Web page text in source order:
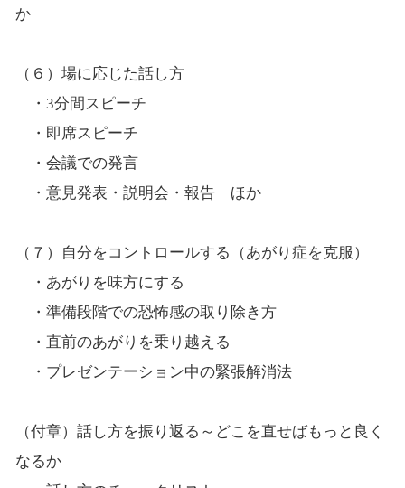
か
（６）場に応じた話し方
・3分間スピーチ
・即席スピーチ
・会議での発言
・意見発表・説明会・報告 ほか
（７）自分をコントロールする（あがり症を克服）
・あがりを味方にする
・準備段階での恐怖感の取り除き方
・直前のあがりを乗り越える
・プレゼンテーション中の緊張解消法
（付章）話し方を振り返る～どこを直せばもっと良く
なるか